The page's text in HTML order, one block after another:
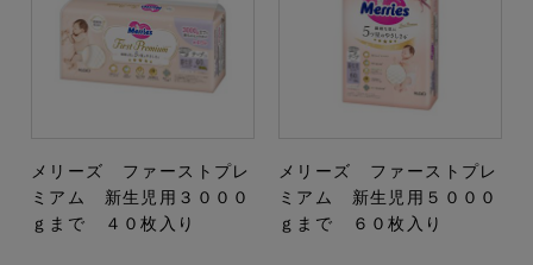
メリーズ ファーストプレ
ミアム 新生児用３０００
ｇまで ４０枚入り
メリーズ ファーストプレ
ミアム 新生児用５０００
ｇまで ６０枚入り